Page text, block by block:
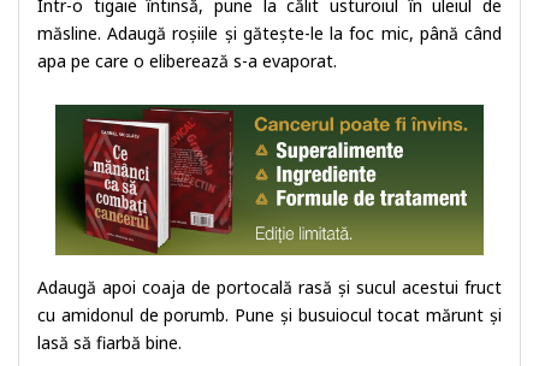
Într-o tigaie întinsă, pune la călit usturoiul în uleiul de
măsline. Adaugă roșiile și gătește-le la foc mic, până când
apa pe care o eliberează s-a evaporat.
Adaugă apoi coaja de portocală rasă și sucul acestui fruct
cu amidonul de porumb. Pune și busuiocul tocat mărunt și
lasă să fiarbă bine.